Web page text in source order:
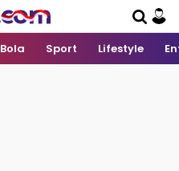
Bola Sport Lifestyle